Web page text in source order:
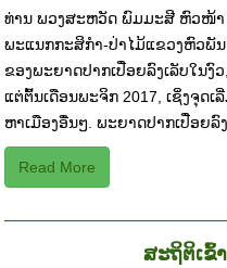
ທ່ານ ພວງສະຫວັດ ພົມມະສີ ຫົວໜ້າ
ພະແນກກະສິກຳ-ປ່າໄມ້ແຂວງຫົວພັ
ຂອງພະຍາດປາກເປື່ອຍລົງເລັບໃນງົ
ແຕ່ຕົ້ນເດືອນພະຈິກ 2017, ເຊິ່ງຈຸດ
ຫາ​ເມືອງ​ອື່ນໆ. ພະຍາດປາກເປື່ອຍລົ
Read More
ສະຖິຕິເຂົ້